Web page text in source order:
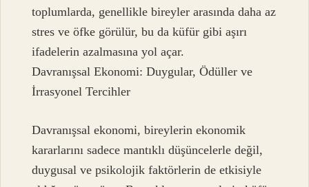
toplumlarda, genellikle bireyler arasında daha az
stres ve öfke görülür, bu da küfür gibi aşırı
ifadelerin azalmasına yol açar.
Davranışsal Ekonomi: Duygular, Ödüller ve
İrrasyonel Tercihler
Davranışsal ekonomi, bireylerin ekonomik
kararlarını sadece mantıklı düşüncelerle değil,
duygusal ve psikolojik faktörlerin de etkisiyle